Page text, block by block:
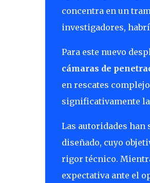
concentra en un
investigadores,
Para este nuevo
cámaras de
en rescates
significativamente
Las autoridades han
diseñado, cuyo
rigor técnico.
expectativa ante el